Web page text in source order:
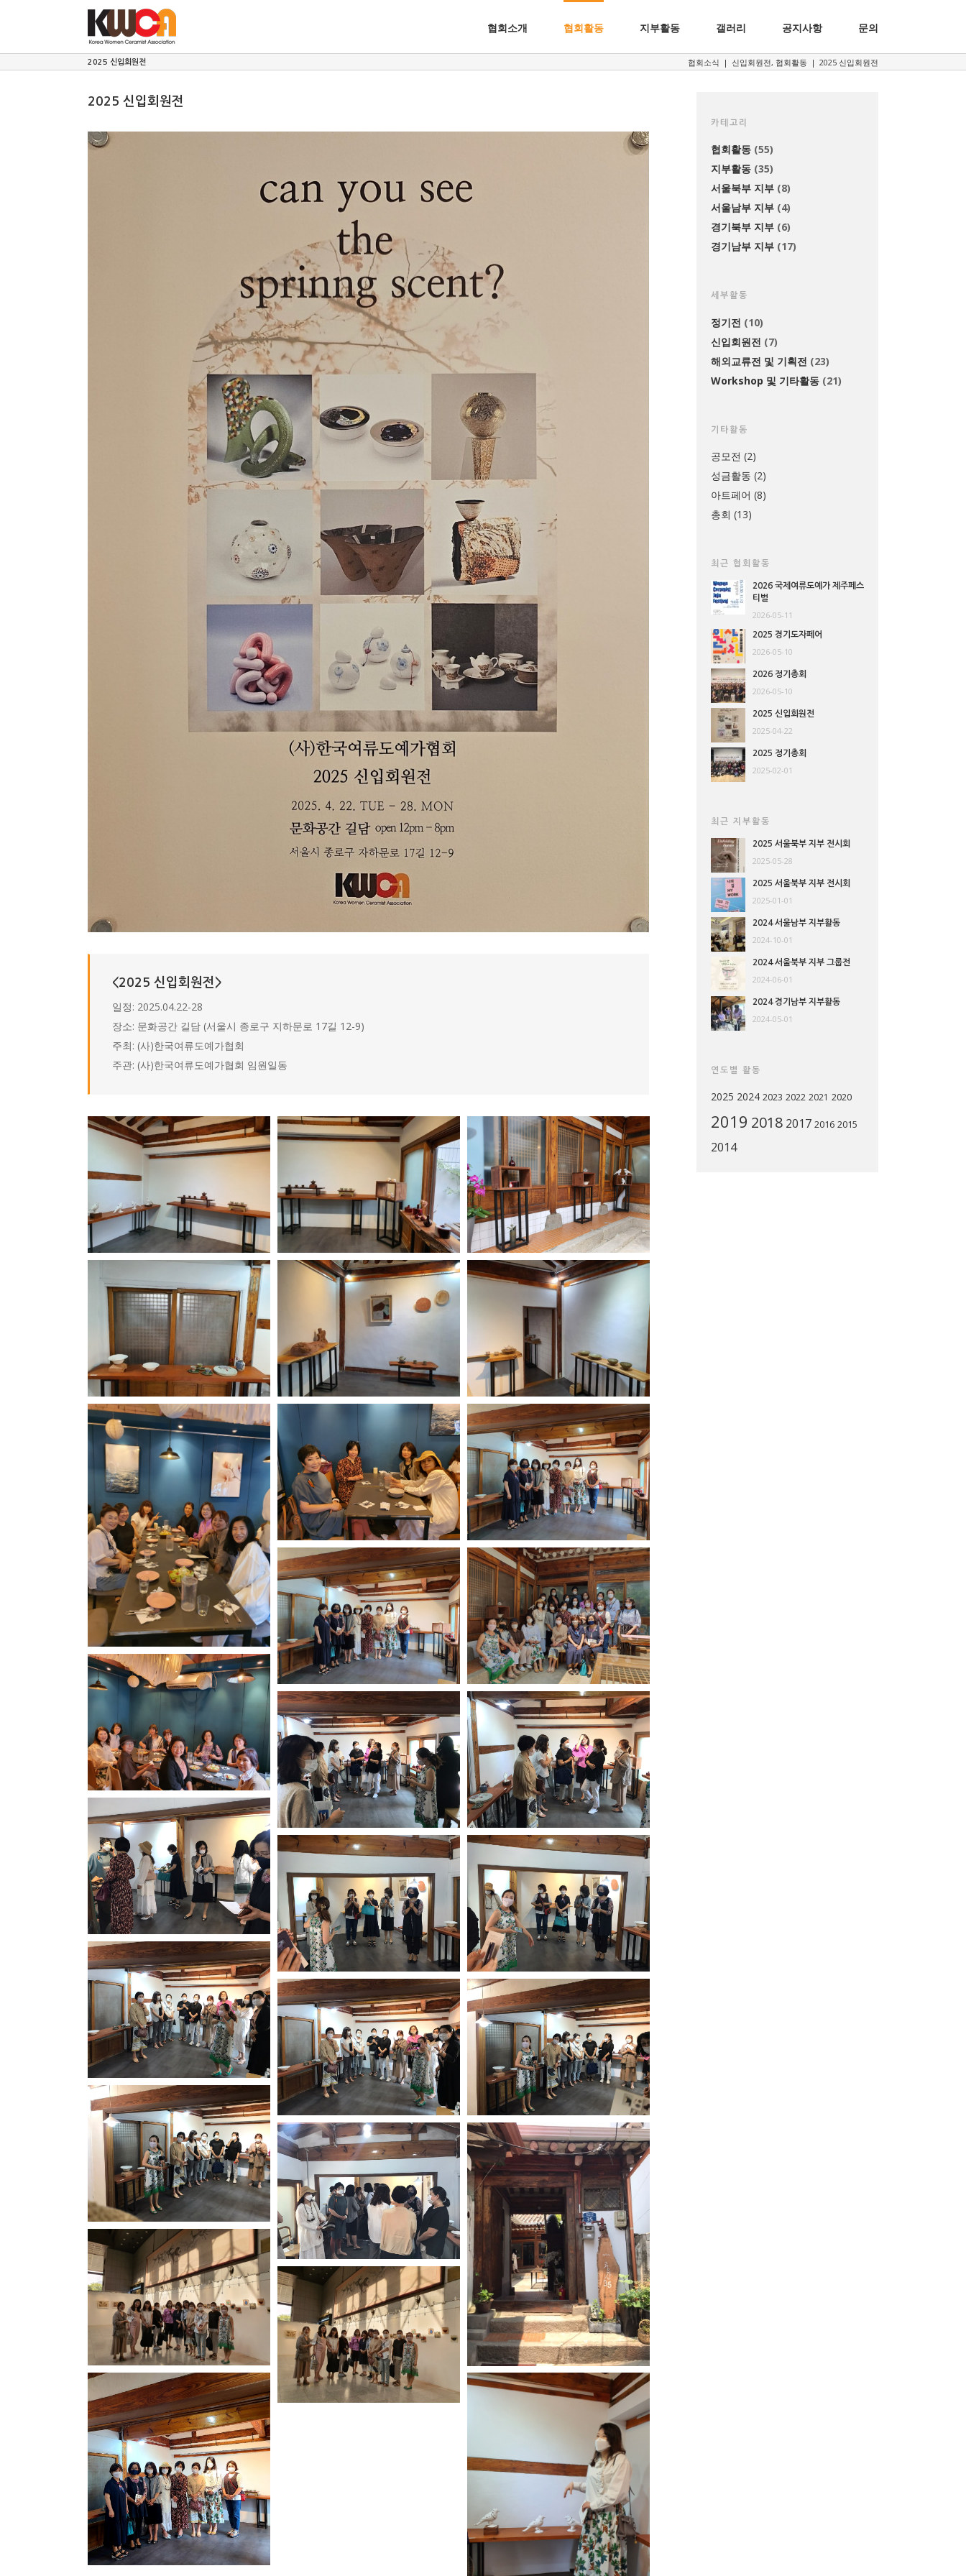
협회소개 협회활동 지부활동 갤러리 공지사항 문의
2025 신입회원전 협회소식 | 신입회원전, 협회활동 | 2025 신입회원전
2025 신입회원전
<2025 신입회원전>
일정: 2025.04.22-28
장소: 문화공간 길담 (서울시 종로구 지하문로 17길 12-9)
주최: (사)한국여류도예가협회
주관: (사)한국여류도예가협회 임원일동
카테고리
협회활동 (55)
지부활동 (35)
서울북부 지부 (8)
서울남부 지부 (4)
경기북부 지부 (6)
경기남부 지부 (17)
세부활동
정기전 (10)
신입회원전 (7)
해외교류전 및 기획전 (23)
Workshop 및 기타활동 (21)
기타활동
공모전 (2)
성금활동 (2)
아트페어 (8)
총회 (13)
최근 협회활동
2026 국제여류도예가 제주페스
티벌
2026-05-11
2025 경기도자페어
2026-05-10
2026 정기총회
2026-05-10
2025 신입회원전
2025-04-22
2025 정기총회
2025-02-01
최근 지부활동
2025 서울북부 지부 전시회
2025-05-28
2025 서울북부 지부 전시회
2025-01-01
2024 서울남부 지부활동
2024-10-01
2024 서울북부 지부 그룹전
2024-06-01
2024 경기남부 지부활동
2024-05-01
연도별 활동
2025 2024 2023 2022 2021 2020
2019 2018 2017 2016 2015
2014